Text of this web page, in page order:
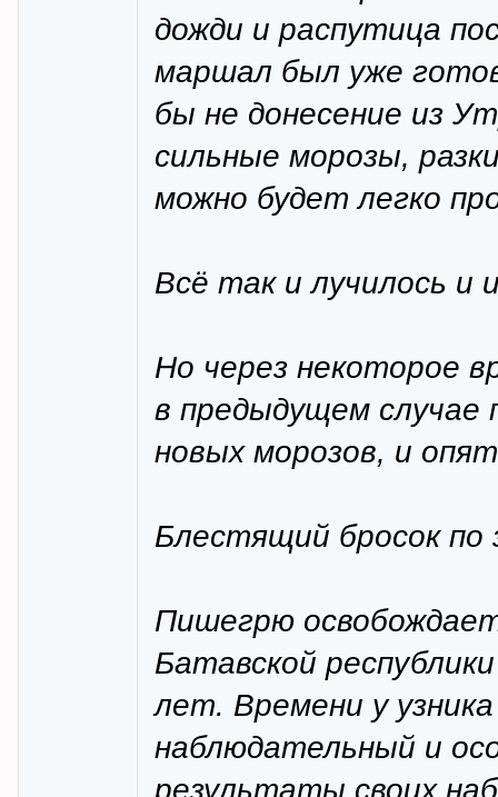
дожди и распутица
маршал был уже
бы не донесение из
сильные морозы,
можно будет легко
Всё так и лучилось и
Но через некоторое
в предыдущем случае
новых морозов, и
Блестящий бросок
Пишегрю
Батавской
лет. Времени у
наблюдательный и
результаты своих